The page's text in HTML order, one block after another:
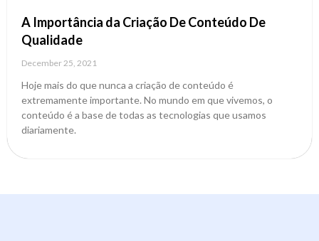
A Importância da Criação De Conteúdo De
Qualidade
December 25, 2021
Hoje mais do que nunca a criação de conteúdo é
extremamente importante. No mundo em que vivemos, o
conteúdo é a base de todas as tecnologias que usamos
diariamente.